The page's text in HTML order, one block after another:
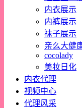
内衣展示
内裤展示
袜子展示
亲么大健
cocolady
美妆日化
内衣代理
视频中心
代理风采